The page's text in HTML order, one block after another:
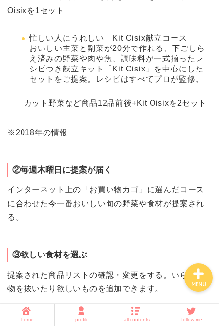
Oisixを1セット
忙しい人にうれしい Kit Oisix献立コース
おいしい主菜と副菜が20分で作れる、下ごしら
え済みの野菜や肉や魚、調味料が一式揃ったレ
シピつき献立キット「Kit Oisix」を中心にした
セットをご提案。レシピはすべてプロが監修。
カット野菜など商品12品前後+Kit Oisixを2セット
※2018年の情報
②毎週木曜日に提案が届く
インターネット上の「お買い物カゴ」に選んだコース
に合わせた今一番おいしい旬の野菜や食材が提案され
る。
③欲しい食材を選ぶ
提案された商品リストの確認・変更をする。いらない
物を抜いたり欲しいものを追加できます。
その週で不要ならキャンセルも無料でできます。（キ
home profile all contents follow me
MENU
暮らしの知恵